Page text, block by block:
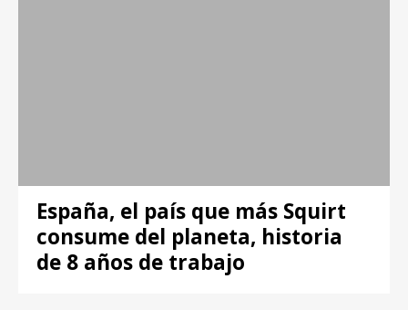
España, el país que más Squirt
consume del planeta, historia
de 8 años de trabajo